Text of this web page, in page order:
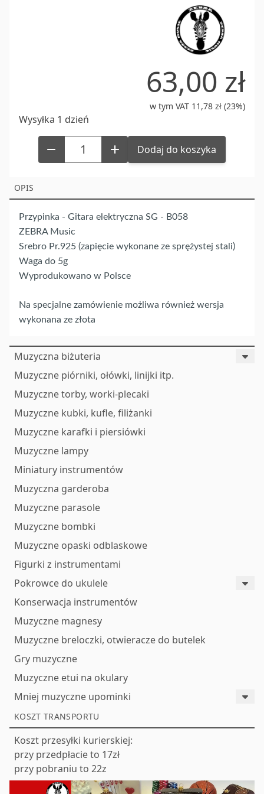
Muzyczna biżuteria
Muzyczne piórniki, ołówki, linijki itp.
Muzyczne torby, worki-plecaki
Muzyczne kubki, kufle, filiżanki
Muzyczne karafki i piersiówki
Muzyczne lampy
Miniatury instrumentów
Muzyczna garderoba
Muzyczne parasole
Muzyczne bombki
Muzyczne opaski odblaskowe
Figurki z instrumentami
Pokrowce do ukulele
Konserwacja instrumentów
Muzyczne magnesy
Muzyczne breloczki, otwieracze do butelek
Gry muzyczne
Muzyczne etui na okulary
Mniej muzyczne upominki
KOSZT TRANSPORTU
Koszt przesyłki kurierskiej:
przy przedpłacie to 17zł
przy pobraniu to 22z
63,00 zł
w tym VAT 11,78 zł (23%)
Wysyłka 1 dzień
Dodaj do koszyka
OPIS
Przypinka - Gitara elektryczna SG - B058
ZEBRA Music
Srebro Pr.925 (zapięcie wykonane ze sprężystej stali)
Waga do 5g
Wyprodukowano w Polsce
Na specjalne zamówienie możliwa również wersja
wykonana ze złota